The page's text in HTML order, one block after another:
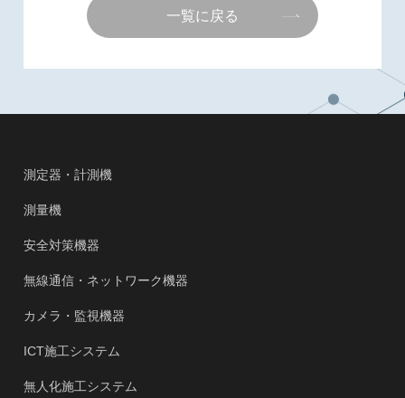
一覧に戻る
測定器・計測機
測量機
安全対策機器
無線通信・ネットワーク機器
カメラ・監視機器
ICT施工システム
無人化施工システム